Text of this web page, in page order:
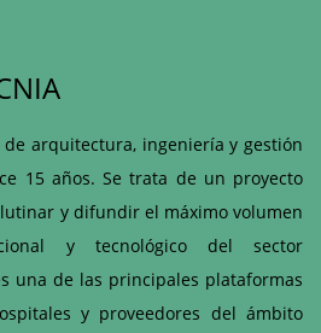
arquitectura, ingeniería y gestión
15 años. Se trata de un proyecto
y difundir el máximo volumen
y tecnológico del sector
una de las principales plataformas
y proveedores del ámbito